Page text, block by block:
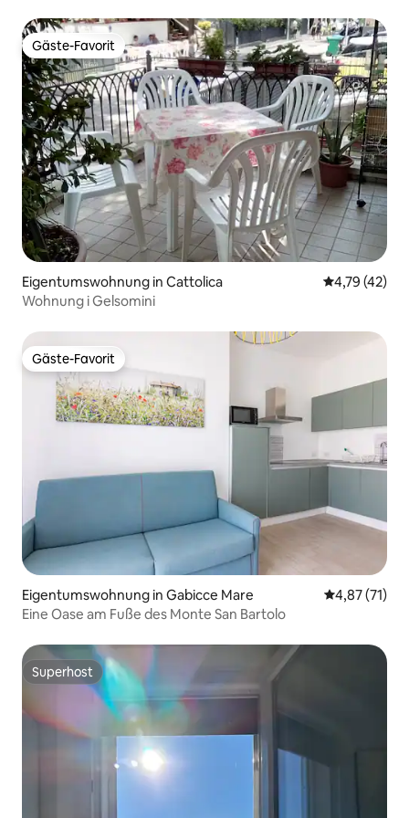
Gäste-Favorit
Gäste-Favorit
Eigentumswohnung in Cattolica
4,79 (42)
Wohnung i Gelsomini
Gäste-Favorit
Gäste-Favorit
Eigentumswohnung in Gabicce Mare
4,87 (71)
Eine Oase am Fuße des Monte San Bartolo
Superhost
Superhost